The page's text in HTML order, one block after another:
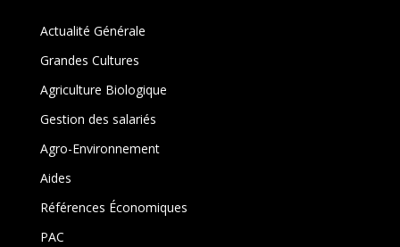
Actualité Générale
Grandes Cultures
Agriculture Biologique
Gestion des salariés
Agro-Environnement
Aides
Références Économiques
PAC